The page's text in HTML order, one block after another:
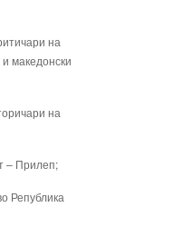
на
и ма­кедонски
на
– Прилеп;
Република